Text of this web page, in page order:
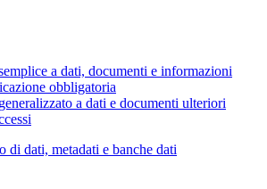
a dati, documenti e informazioni
obbligatoria
a dati e documenti ulteriori
di dati, metadati e banche dati